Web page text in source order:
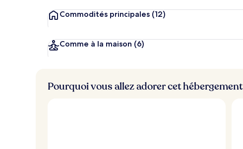
Commodités principales (12)
Comme à la maison (6)
Pourquoi vous allez adorer cet hébergement